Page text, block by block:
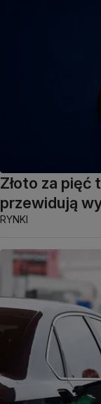
Złoto za
przewidują
RYNKI